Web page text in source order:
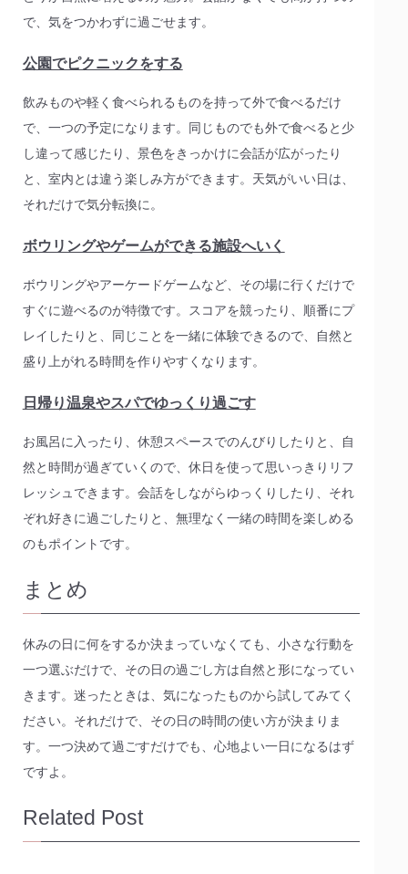
で、気をつかわずに過ごせます。
公園でピクニックをする
飲みものや軽く食べられるものを持って外で食べるだけ
で、一つの予定になります。同じものでも外で食べると少
し違って感じたり、景色をきっかけに会話が広がったり
と、室内とは違う楽しみ方ができます。天気がいい日は、
それだけで気分転換に。
ボウリングやゲームができる施設へいく
ボウリングやアーケードゲームなど、その場に行くだけで
すぐに遊べるのが特徴です。スコアを競ったり、順番にプ
レイしたりと、同じことを一緒に体験できるので、自然と
盛り上がれる時間を作りやすくなります。
日帰り温泉やスパでゆっくり過ごす
お風呂に入ったり、休憩スペースでのんびりしたりと、自
然と時間が過ぎていくので、休日を使って思いっきりリフ
レッシュできます。会話をしながらゆっくりしたり、それ
ぞれ好きに過ごしたりと、無理なく一緒の時間を楽しめる
のもポイントです。
まとめ
休みの日に何をするか決まっていなくても、小さな行動を
一つ選ぶだけで、その日の過ごし方は自然と形になってい
きます。迷ったときは、気になったものから試してみてく
ださい。それだけで、その日の時間の使い方が決まりま
す。一つ決めて過ごすだけでも、心地よい一日になるはず
ですよ。
Related Post